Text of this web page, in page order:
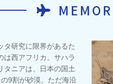
タ研究に限界があるた
は西アフリカ。サハラ
タニアは、日本の国土
9割が砂漠。ただ海沿